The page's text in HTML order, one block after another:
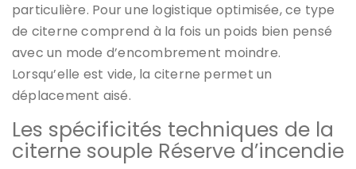
particulière. Pour une logistique optimisée, ce type
de citerne comprend à la fois un poids bien pensé
avec un mode d’encombrement moindre.
Lorsqu’elle est vide, la citerne permet un
déplacement aisé.
Les spécificités techniques de la
citerne souple Réserve d’incendie